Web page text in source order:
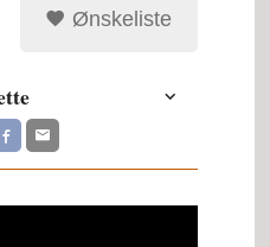
Ønskeliste